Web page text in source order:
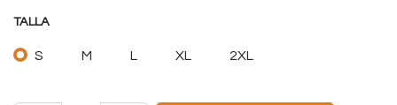
TALLA
S M L XL 2XL